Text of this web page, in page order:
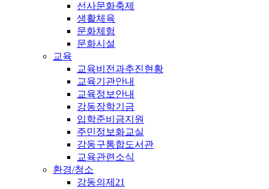
선사문화축제
생활체육
문화체험
문화시설
교육
교육비전과추진현황
교육기관안내
교육정보안내
강동장학기금
입학준비금지원
주민정보화교실
강동구통합도서관
교육관련소식
환경/청소
강동의제21